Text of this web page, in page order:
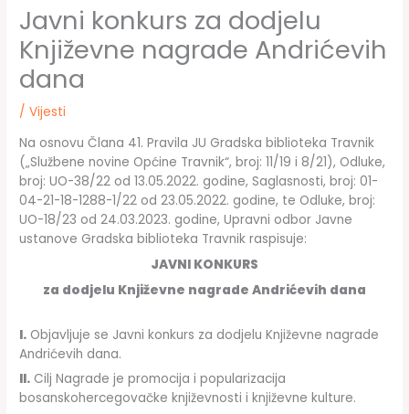
Javni konkurs za dodjelu
Književne nagrade Andrićevih
dana
/Vijesti
Na osnovu Člana 41. Pravila JU Gradska biblioteka Travnik
(„Službene novine Općine Travnik“, broj: 11/19 i 8/21), Odluke,
broj: UO-38/22 od 13.05.2022. godine, Saglasnosti, broj: 01-
04-21-18-1288-1/22 od 23.05.2022. godine, te Odluke, broj:
UO-18/23 od 24.03.2023. godine, Upravni odbor Javne
ustanove Gradska biblioteka Travnik raspisuje:
JAVNI KONKURS
za dodjelu Književne nagrade Andrićevih dana
I. Objavljuje se Javni konkurs za dodjelu Književne nagrade
Andrićevih dana.
II. Cilj Nagrade je promocija i popularizacija
bosanskohercegovačke književnosti i književne kulture.